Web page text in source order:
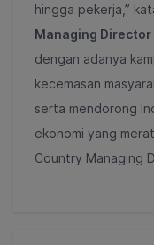
hingga pekerja,”
Managing
dengan adanya
kecemasan
serta mendorong
ekonomi yang
Country Managing